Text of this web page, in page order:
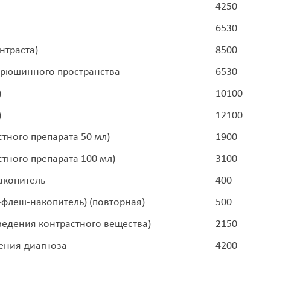
4250
6530
8500
пространства
6530
10100
12100
препарата 50 мл)
1900
препарата 100 мл)
3100
400
накопитель) (повторная)
500
контрастного вещества)
2150
диагноза
4200